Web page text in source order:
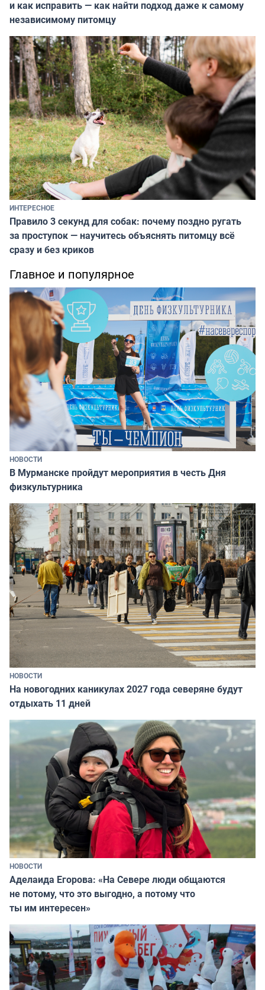
и как исправить — как найти подход даже к самому
независимому питомцу
ИНТЕРЕСНОЕ
Правило 3 секунд для собак: почему поздно ругать
за проступок — научитесь объяснять питомцу всё
сразу и без криков
Главное и популярное
НОВОСТИ
В Мурманске пройдут мероприятия в честь Дня
физкультурника
НОВОСТИ
На новогодних каникулах 2027 года северяне будут
отдыхать 11 дней
НОВОСТИ
Аделаида Егорова: «На Севере люди общаются
не потому, что это выгодно, а потому что
ты им интересен»